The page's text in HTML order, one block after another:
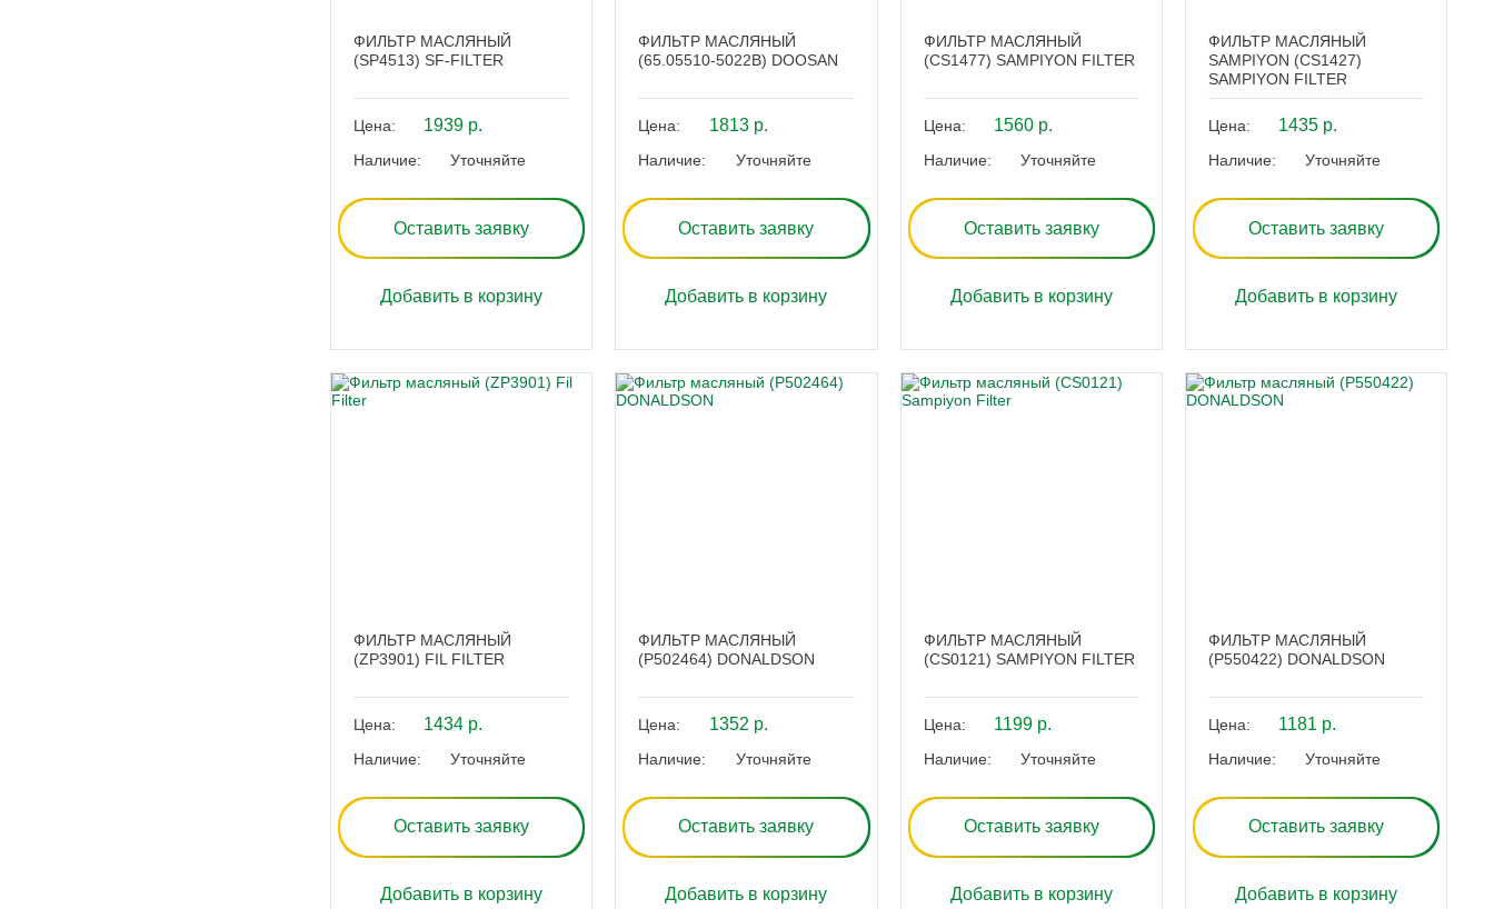
ФИЛЬТР МАСЛЯНЫЙ
(SP4513) SF-FILTER
Цена: 1939 р.
Наличие: Уточняйте
Оставить заявку
Добавить в корзину
ФИЛЬТР МАСЛЯНЫЙ
(65.05510-5022B) DOOSAN
Цена: 1813 р.
Наличие: Уточняйте
Оставить заявку
Добавить в корзину
ФИЛЬТР МАСЛЯНЫЙ
(CS1477) SAMPIYON FILTER
Цена: 1560 р.
Наличие: Уточняйте
Оставить заявку
Добавить в корзину
ФИЛЬТР МАСЛЯНЫЙ
SAMPIYON (CS1427)
SAMPIYON FILTER
Цена: 1435 р.
Наличие: Уточняйте
Оставить заявку
Добавить в корзину
ФИЛЬТР МАСЛЯНЫЙ
(ZP3901) FIL FILTER
Цена: 1434 р.
Наличие: Уточняйте
Оставить заявку
Добавить в корзину
ФИЛЬТР МАСЛЯНЫЙ
(P502464) DONALDSON
Цена: 1352 р.
Наличие: Уточняйте
Оставить заявку
Добавить в корзину
ФИЛЬТР МАСЛЯНЫЙ
(CS0121) SAMPIYON FILTER
Цена: 1199 р.
Наличие: Уточняйте
Оставить заявку
Добавить в корзину
ФИЛЬТР МАСЛЯНЫЙ
(P550422) DONALDSON
Цена: 1181 р.
Наличие: Уточняйте
Оставить заявку
Добавить в корзину